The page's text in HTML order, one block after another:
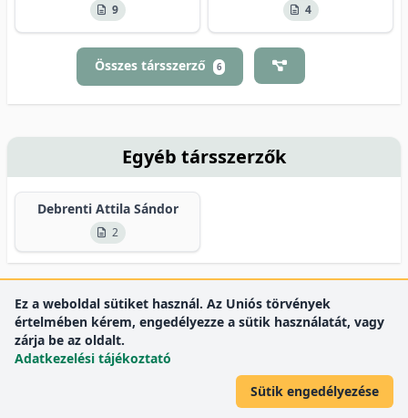
9 4
Összes társszerző 6
Egyéb társszerzők
Debrenti Attila Sándor
2
© 2012 Debreceni Egyetem
Ez a weboldal sütiket használ. Az Uniós törvények
értelmében kérem, engedélyezze a sütik használatát, vagy
zárja be az oldalt.
Adatkezelési tájékoztató
Sütik engedélyezése